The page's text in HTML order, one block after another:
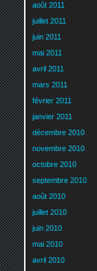
août 2011
juillet 2011
juin 2011
mai 2011
avril 2011
mars 2011
février 2011
janvier 2011
décembre 2010
novembre 2010
octobre 2010
septembre 2010
août 2010
juillet 2010
juin 2010
mai 2010
avril 2010